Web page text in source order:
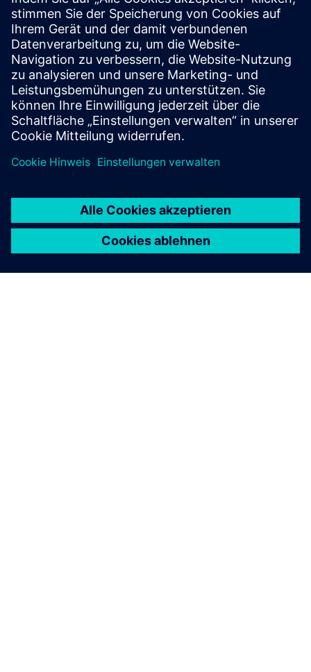
Study the system dynamics of a structure and
identify root causes of noise and vibration problems
using Modal Analysis. Watch this webinar to learn
more.